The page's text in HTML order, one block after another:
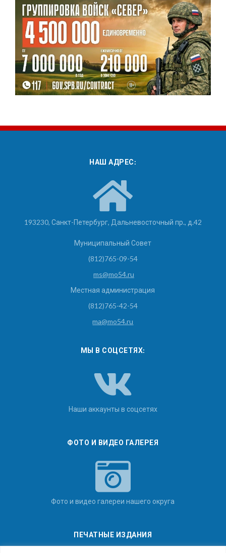
НАШ АДРЕС:
193230, Санкт-Петербург, Дальневосточный пр., д.42
Муниципальный Совет
(812)765-09-54
ms@mo54.ru
Местная администрация
(812)765-42-54
ma@mo54.ru
МЫ В СОЦСЕТЯХ:
Наши аккаунты в соцсетях
ФОТО И ВИДЕО ГАЛЕРЕЯ
Фото и видео галереи нашего округа
ПЕЧАТНЫЕ ИЗДАНИЯ